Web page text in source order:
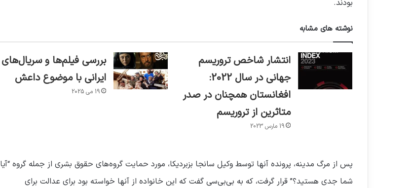
بودند.
نوشته های مشابه
انتشار شاخص تروریسم
جهانی در سال 2022:
افغانستان همچنان در صدر
متاثرین از تروریسم
19 مارس 2023
بررسی فیلم‌ها و سریال‌های
ایرانی با موضوع داعش
19 می 2025
پس از مرگ مدینه، پرونده آنها توسط وکیل سانجا بزبردیکا، مورد حمایت گروه‌های حقوق بشری از جمله گروه “آیا
شما جدی هستید؟” قرار گرفت، که به بی‌بی‌سی گفت که این خانواده از آنها خواسته بود برای عدالت برای